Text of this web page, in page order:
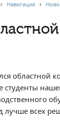
Навигация›
областной
студенты
лучше всех